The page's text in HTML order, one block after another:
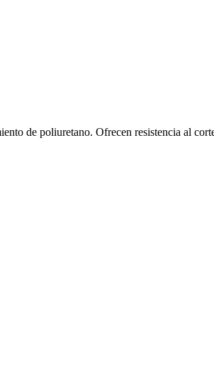
de poliuretano. Ofrecen resistencia al